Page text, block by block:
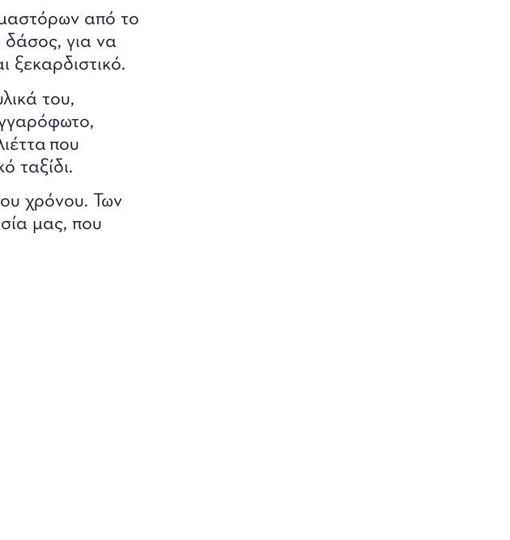
από το
δάσος, για να
ξεκαρδιστικό.
του,
που
ταξίδι.
χρόνου. Των
μας, που